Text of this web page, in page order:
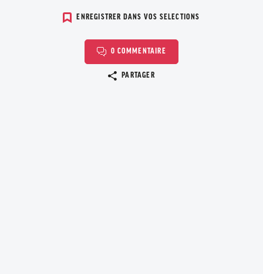
ENREGISTRER DANS VOS SELECTIONS
0 COMMENTAIRE
PARTAGER